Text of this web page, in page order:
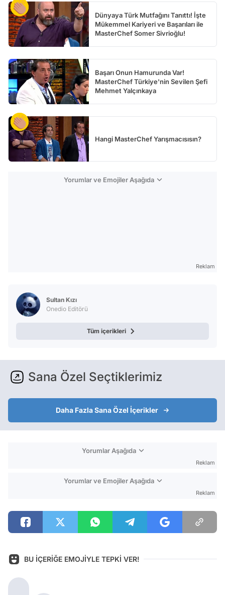
Dünyaya Türk Mutfağını Tanıttı! İşte
Mükemmel Kariyeri ve Başarıları ile
MasterChef Somer Sivrioğlu!
Başarı Onun Hamurunda Var!
MasterChef Türkiye'nin Sevilen Şefi
Mehmet Yalçınkaya
Hangi MasterChef Yarışmacısısın?
Yorumlar ve Emojiler Aşağıda
Reklam
Sultan Kızı
Onedio Editörü
Tüm içerikleri
Sana Özel Seçtiklerimiz
Daha Fazla Sana Özel İçerikler
Yorumlar Aşağıda
Reklam
Yorumlar ve Emojiler Aşağıda
Reklam
BU İÇERİĞE EMOJİYLE TEPKİ VER!